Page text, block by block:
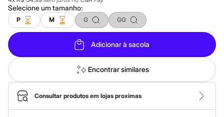
Inverno
Alfaiataria
Novidades
Roupas
Blusas e Camisetas
Básicos
Calças
Casacos e Jaquetas
Jeans
Macacões
Saias
Shorts e Bermudas
Selecione umtamanho:
P M G GG
Adicionar à sacola
Encontrar similares
Consultar produtos em lojas proximas